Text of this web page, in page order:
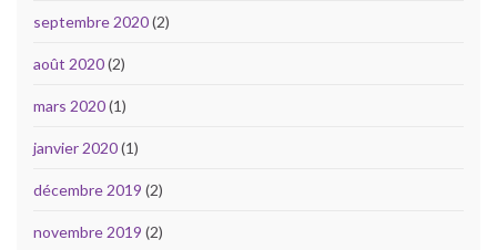
septembre 2020(2)
août 2020(2)
mars 2020(1)
janvier 2020(1)
décembre 2019 (2)
novembre 2019 (2)